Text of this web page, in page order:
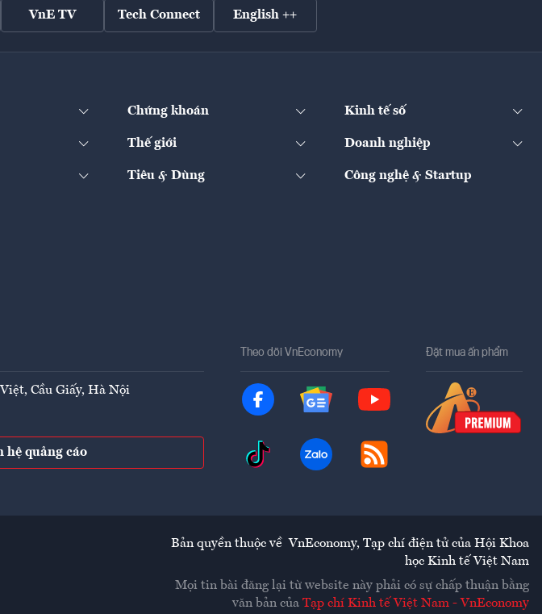
VnE TV Tech Connect English ++
Chứng khoán Kinh tế số
Thế giới Doanh nghiệp
Tiêu & Dùng Công nghệ & Startup
Cầu Giấy, Hà Nội
hệ quảng cáo
Theo dõi VnEconomy Đặt mua ấn phẩm
Bản quyền thuộc về VnEconomy, Tạp chí điện tử của Hội Khoa
học Kinh tế Việt Nam
Mọi tin bài đăng lại từ website này phải có sự chấp thuận bằng
văn bản của Tạp chí Kinh tế Việt Nam - VnEconomy